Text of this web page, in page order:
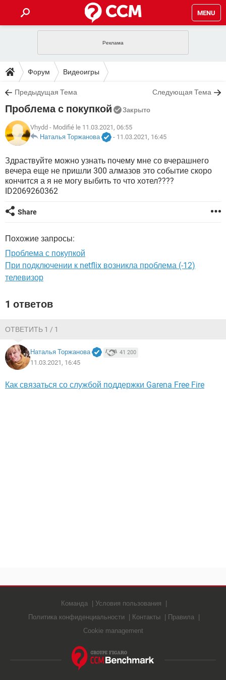
MENU
INSTAGRAM
ИГРЫ WINDOWS 10
ВКОНТАКТЕ ВИДЕО
GOOGLE YANDEX
ПОЛЕЗНЫЕ СОВЕТЫ
TIKTOK
WINDOWS 10 ВКОНТАКТЕ
YANDEX
ЗАГРУЗКИ
TIKTOK TELEGRAM
WHATSAPP INSTAGRAM
FACEBOOK
WINDOWS 10 ВКОНТАКТЕ
ВИДЕО GOOGLE
YANDEX
ФОРУМ
TIKTOK TELEGRAM
FACEBOOK ИГРЫ
WINDOWS 10
ЭНЦИКЛОПЕДИЯ
TIKTOK TELEGRAM
WHATSAPP INSTAGRAM
FACEBOOK
WINDOWS 10
Форум Видеоигры
Предыдущая Тема Следующая Тема
Проблема с покупкой Закрыто
Vhydd - Modifié le 11.03.2021, 06:55
Наталья Торжанова
- 11.03.2021, 16:45
Здраствуйте можно узнать почему мне со вчерашнего
вечера еще не пришли 300 алмазов это событие скоро
кончится а я не могу выбить то что хотел????
ID2069260362
Share
Похожие запросы:
Проблема с покупкой
При подключении к netflix возникла проблема (-12)
телевизор
1 ответов
ОТВЕТИТЬ 1 / 1
Наталья Торжанова 41 200
11.03.2021, 16:45
Как связаться со службой поддержки Garena Free Fire
Команда
Условия пользования
Политика конфиденциальности
Контакты
Правила
Cookie management